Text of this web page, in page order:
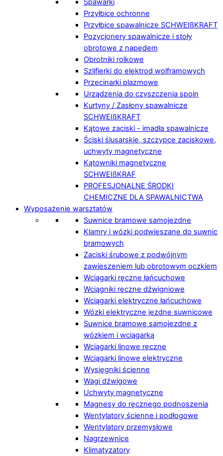
Spawarki
Przyłbice ochronne
Przyłbice spawalnicze SCHWEIßKRAFT
Pozycjonery spawalnicze i stoły
obrotowe z napędem
Obrotniki rolkowe
Szlifierki do elektrod wolframowych
Przecinarki plazmowe
Urządzenia do czyszczenia spoin
Kurtyny / Zasłony spawalnicze
SCHWEIßKRAFT
Kątowe zaciski - imadła spawalnicze
Ściski ślusarskie, szczypce zaciskowe,
uchwyty magnetyczne
Kątowniki magnetyczne
SCHWEIßKRAF
PROFESJONALNE ŚRODKI
CHEMICZNE DLA SPAWALNICTWA
Wyposażenie warsztatów
Suwnice bramowe samojezdne
Klamry i wózki podwieszane do suwnic
bramowych
Zaciski śrubowe z podwójnym
zawieszeniem lub obrotowym oczkiem
Wciągarki ręczne łańcuchowe
Wciągniki ręczne dźwigniowe
Wciągarki elektryczne łańcuchowe
Wózki elektryczne jezdne suwnicowe
Suwnice bramowe samojezdne z
wózkiem i wciągarką
Wciągarki linowe ręczne
Wciągarki linowe elektryczne
Wysięgniki ścienne
Wagi dźwigowe
Uchwyty magnetyczne
Magnesy do ręcznego podnoszenia
Wentylatory ścienne i podłogowe
Wentylatory przemysłowe
Nagrzewnice
Klimatyzatory